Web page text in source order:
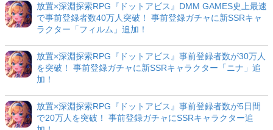
放置×深淵探索RPG『ドットアビス』DMM GAMES史上最速
で事前登録者数40万人突破！ 事前登録ガチャに新SSRキャ
ラクター「フィルム」追加！
放置×深淵探索RPG『ドットアビス』事前登録者数が30万人
を突破！ 事前登録ガチャに新SSRキャラクター「ニナ」追
加！
放置×深淵探索RPG『ドットアビス』事前登録者数が5日間
で20万人を突破！ 事前登録ガチャにSSRキャラクター追